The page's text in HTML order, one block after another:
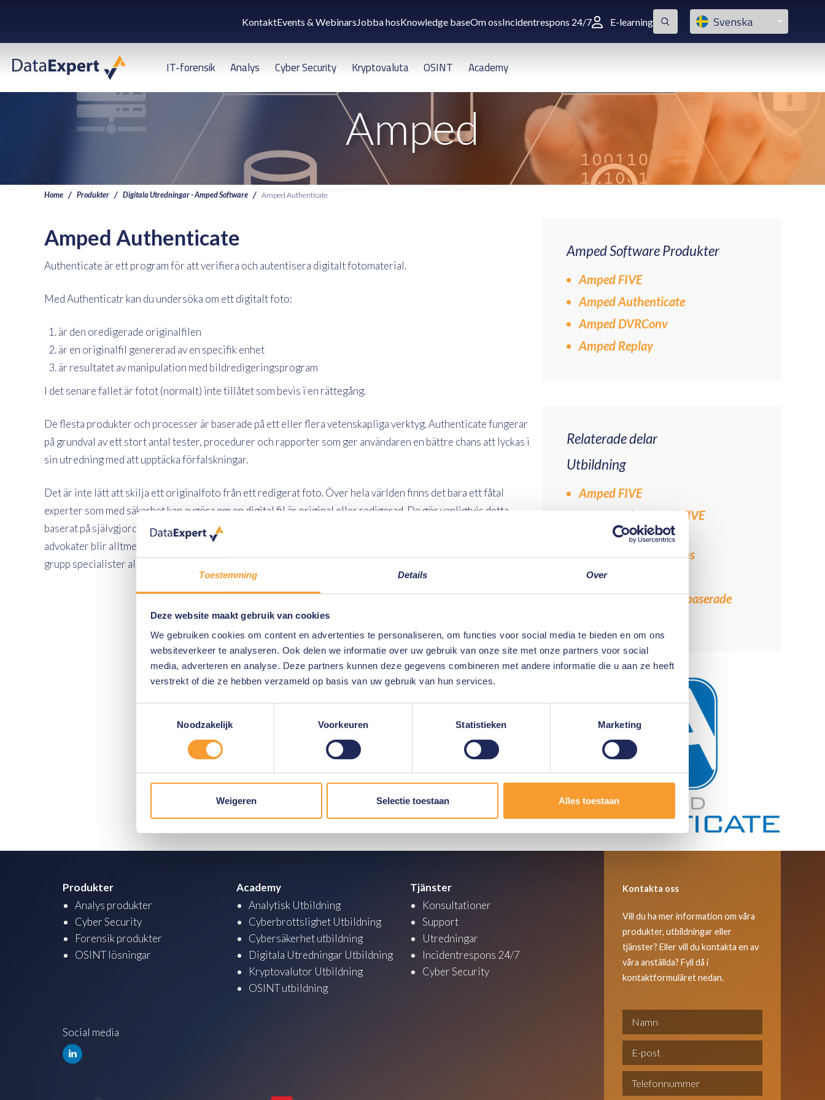
Toestemming Details Over
Deze website maakt gebruik van cookies
We gebruiken cookies om content en advertenties te personaliseren, om functies voor social media te bieden en om ons
websiteverkeer te analyseren. Ook delen we informatie over uw gebruik van onze site met onze partners voor social
media, adverteren en analyse. Deze partners kunnen deze gegevens combineren met andere informatie die u aan ze heeft
verstrekt of die ze hebben verzameld op basis van uw gebruik van hun services.
Noodzakelijk
Voorkeuren Statistieken Marketing
Weigeren Selectie toestaan Alles toestaan
KontaktEvents & Webinars Jobba hosKnowledge baseOm ossIncidentrespons 24/7 E-learning Svenska
IT-forensik Analys Cyber Security Kryptovaluta OSINT Academy
Amped
Home Produkter Digitala Utredningar - Amped Software Amped Authenticate
Amped Authenticate
Authenticate är ett program för att verifiera och autentisera digitalt fotomaterial.
Med Authenticatr kan du undersöka om ett digitalt foto:
är den oredigerade originalfilen
är en originalfil genererad av en specifik enhet
är resultatet av manipulation med bildredigeringsprogram
I det senare fallet är fotot (normalt) inte tillåtet som bevis i en rättegång.
De flesta produkter och processer är baserade på ett eller flera vetenskapliga verktyg. Authenticate fungerar
på grundval av ett stort antal tester, procedurer och rapporter som ger användaren en bättre chans att lyckas i
sin utredning med att upptäcka förfalskningar.
Det är inte lätt att skilja ett originalfoto från ett redigerat foto. Över hela världen finns det bara ett fåtal
experter som med säkerhet kan avgöra om en digital fil är original eller redigerad. De gör vanligtvis detta
baserat på självgjorda verktyg och avancerade vetenskapliga metoder. Eftersom både domstolar och
advokater blir alltmer medvetna om hur lätt det är att manipulera ett digitalt foto, efterfrågas denna lilla
grupp specialister allt mer. Authenticate är ett bra verktyg för detta.
Amped Software Produkter
Amped FIVE
Amped Authenticate
Amped DVRConv
Amped Replay
Relaterade delar
Utbildning
Amped FIVE
Avancerade Amped FIVE
utbildningsmoduler
Amped FIVE Additions
Amped Authenticate
Utredningar av videobaserade
Produkter
Analys produkter
Cyber Security
Forensik produkter
OSINT lösningar
Academy
Analytisk Utbildning
Cyberbrottslighet Utbildning
Cybersäkerhet utbildning
Digitala Utredningar Utbildning
Kryptovalutor Utbildning
OSINT utbildning
Tjänster
Konsultationer
Support
Utredningar
Incidentrespons 24/7
Cyber Security
Social media
Kontakta oss
Vill du ha mer information om våra
produkter, utbildningar eller
tjänster? Eller vill du kontakta en av
våra anställda? Fyll då i
kontaktformuläret nedan.